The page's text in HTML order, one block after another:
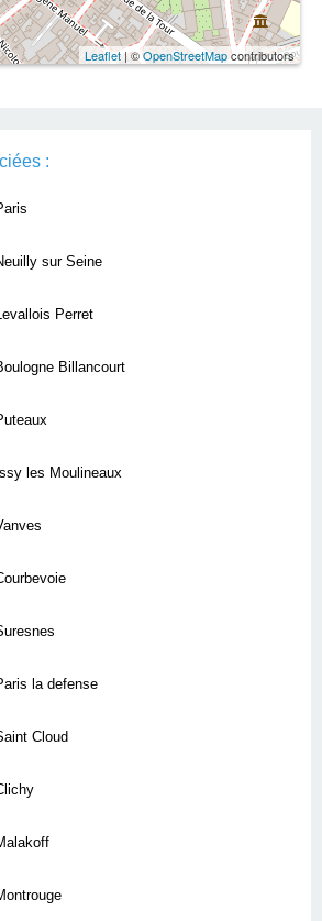
Leaflet| ©OpenStreetMapcontributors
:
sur Seine
Perret
Billancourt
les Moulineaux
la defense
Cloud